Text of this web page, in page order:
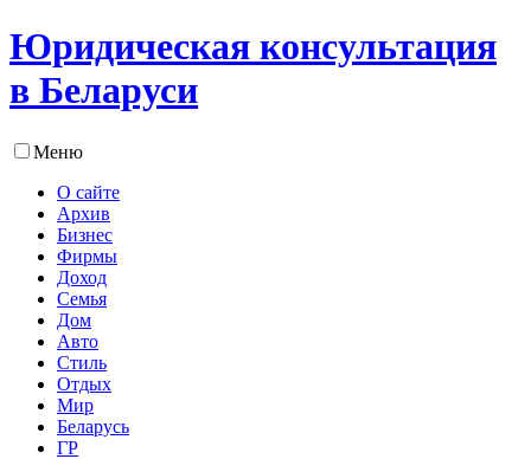
Юридическая консультация
в Беларуси
Меню
О сайте
Архив
Бизнес
Фирмы
Доход
Семья
Дом
Авто
Стиль
Отдых
Мир
Беларусь
ГР